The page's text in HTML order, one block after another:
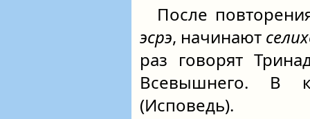
После
эсрэ, начинают
раз говорят
Всевышнего. В
(Исповедь).